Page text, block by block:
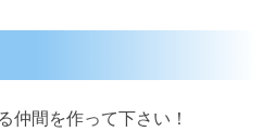
仲間を作って下さい！